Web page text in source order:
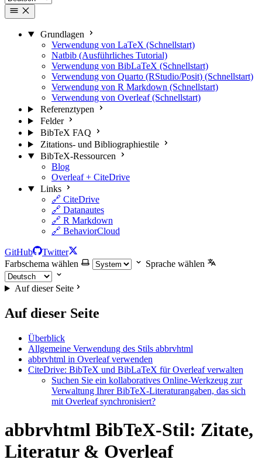
Grundlagen
Verwendung von LaTeX (Schnellstart)
Natbib (Ausführliches Tutorial)
Verwendung von BibLaTeX (Schnellstart)
Verwendung von Quarto (RStudio/Posit) (Schnellstart)
Verwendung von R Markdown (Schnellstart)
Verwendung von Overleaf (Schnellstart)
Referenztypen
Felder
BibTeX FAQ
Zitations- und Bibliographiestile
BibTeX-Ressourcen
Blog
Overleaf + CiteDrive
Links
🔗 CiteDrive
🔗 Datanautes
🔗 R Markdown
🔗 BehaviorCloud
GitHub
Twitter
Farbschema wählen
Sprache wählen
Auf dieser Seite
Auf dieser Seite
Überblick
Allgemeine Verwendung des Stils abbrvhtml
abbrvhtml in Overleaf verwenden
CiteDrive: BibTeX und BibLaTeX für Overleaf verwalten
Suchen Sie ein kollaboratives Online-Werkzeug zur
Verwaltung Ihrer BibTeX-Literaturangaben, das sich
mit Overleaf synchronisiert?
abbrvhtml BibTeX-Stil: Zitate,
Literatur & Overleaf